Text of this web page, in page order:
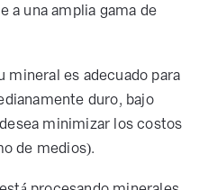
a una amplia gama de
mineral es adecuado para
duro, bajo
minimizar los costos
de medios).